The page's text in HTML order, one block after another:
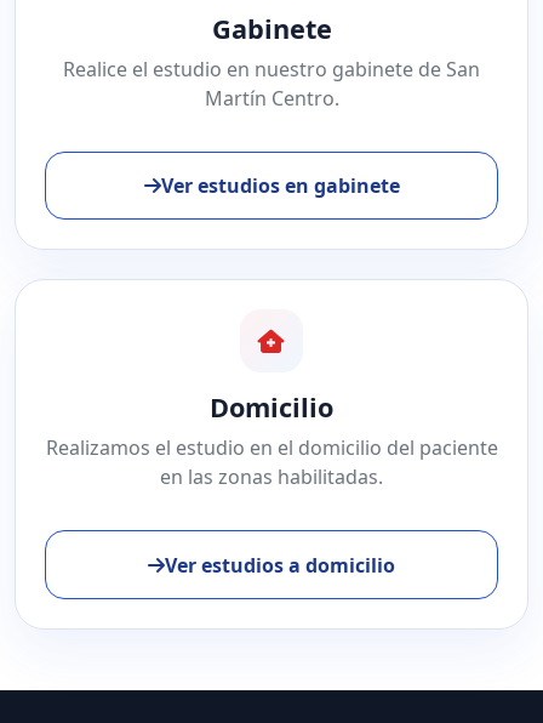
Gabinete
Realice el estudio en nuestro gabinete de San
Martín Centro.
Ver estudios en gabinete
Domicilio
Realizamos el estudio en el domicilio del paciente
en las zonas habilitadas.
Ver estudios a domicilio